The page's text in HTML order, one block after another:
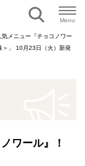
Menu
メニュー『チョコノワー
＞」 10月23日（火）新発
ワール』！